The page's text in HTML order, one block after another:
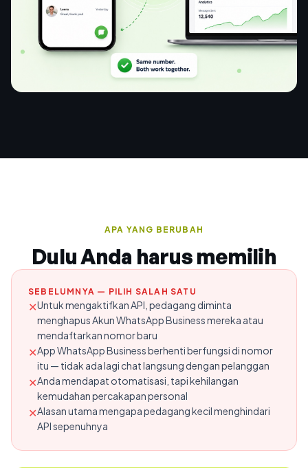
APA YANG BERUBAH
Dulu Anda harus memilih
SEBELUMNYA — PILIH SALAH SATU
✕Untuk mengaktifkan API, pedagang diminta
menghapus Akun WhatsApp Business mereka atau
mendaftarkan nomor baru
✕App WhatsApp Business berhenti berfungsi di nomor
itu — tidak ada lagi chat langsung dengan pelanggan
✕Anda mendapat otomatisasi, tapi kehilangan
kemudahan percakapan personal
✕Alasan utama mengapa pedagang kecil menghindari
API sepenuhnya